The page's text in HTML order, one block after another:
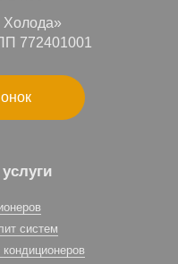
772401001
систем